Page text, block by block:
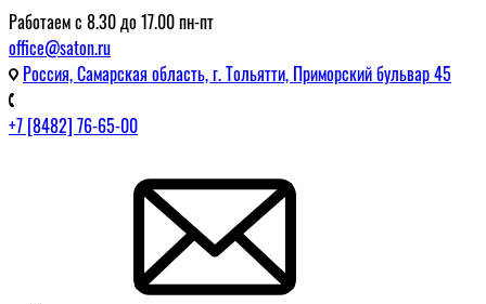
Работаем с 8.30 до 17.00 пн-пт
office@saton.ru
Россия, Самарская область, г. Тольятти, Приморский бульвар 45
+7 [8482] 76-65-00